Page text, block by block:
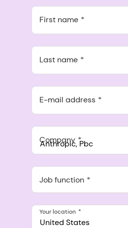
First name
Last name
E-mail address
Company
548 Market St Pmb 90375, San
Job function
United States
Your location